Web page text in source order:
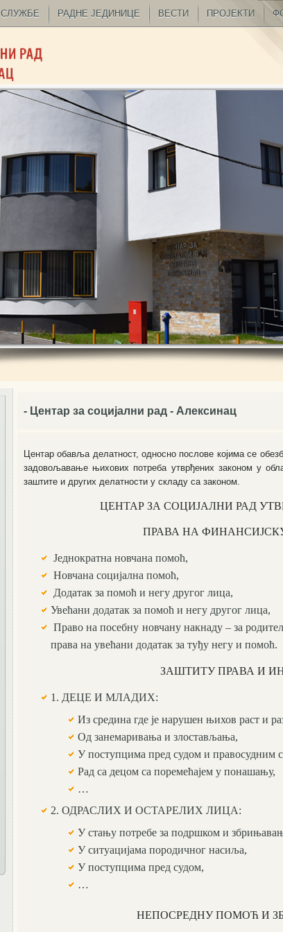
СЛУЖБЕ РАДНЕ ЈЕДИНИЦЕ ВЕСТИ ПРОЈЕКТИ
- Центар за социјални рад - Алексинац
Центар обавља делатност, односно послове којима се
задовољавање њихових потреба утврђених законом у
заштите и других делатности у складу са законом.
ЦЕНТАР ЗА СОЦИЈАЛНИ РАД
ПРАВА НА
Јeднократна новчана помоћ,
Новчана социјална помоћ,
Додатак за помоћ и негу другог лица,
Увећани додатак за помоћ и негу другог лица,
Право на посебну новчану накнаду – за
права на увећани додатак за туђу негу и помоћ.
ЗАШТИТУ ПРАВА И
1. ДЕЦЕ И МЛАДИХ:
Из средина где је нарушен њихов раст и
Од занемаривања и злостављања,
У поступцима пред судом и правосудним
Рад са децом са поремећајем у понашању,
…
2. ОДРАСЛИХ И ОСТАРЕЛИХ ЛИЦА:
У стању потребе за подршком и
У ситуацијама породичног насиља,
У поступцима пред судом,
…
НЕПОСРЕДНУ ПОМОЋ И